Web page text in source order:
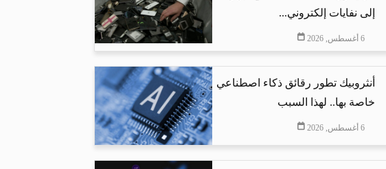
إلى نفايات إلكتروني...
6 أغسطس, 2026
أنثروبيك تطور رقائق ذكاء اصطناعي
خاصة بها.. لهذا السبب
6 أغسطس, 2026